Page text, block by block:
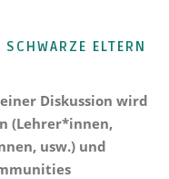
ELTERN
Diskussion wird
(Lehrer*innen,
usw.) und